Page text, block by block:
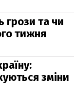
грози та чи
тижня
зміни